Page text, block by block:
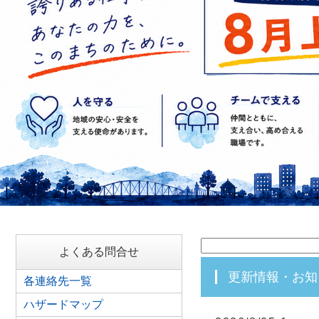
更新情報・お
よくある問合せ
各連絡先一覧
ハザードマップ